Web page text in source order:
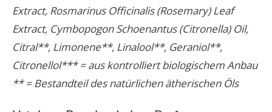
Extract, Rosmarinus Officinalis (Rosemary) Leaf
Extract, Cymbopogon Schoenantus (Citronella) Oil,
Citral**, Limonene**, Linalool**, Geraniol**,
Citronellol*** = aus kontrolliert biologischem Anbau
** = Bestandteil des natürlichen ätherischen Öls​